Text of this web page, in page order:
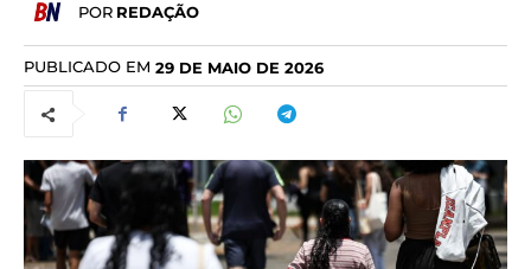
POR REDAÇÃO
PUBLICADO EM 29 DE MAIO DE 2026